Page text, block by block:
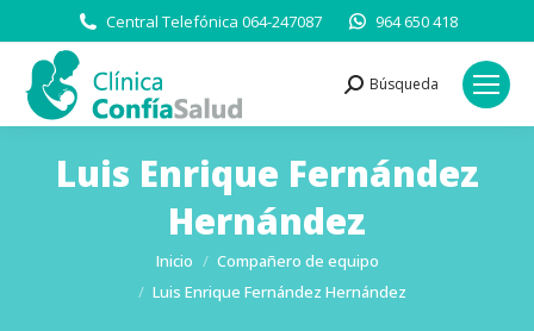
Central Telefónica 064-247087 964 650 418
Buscar:
Búsqueda
Luis Enrique Fernández
Hernández
Inicio
Compañero de equipo
Luis Enrique Fernández Hernández